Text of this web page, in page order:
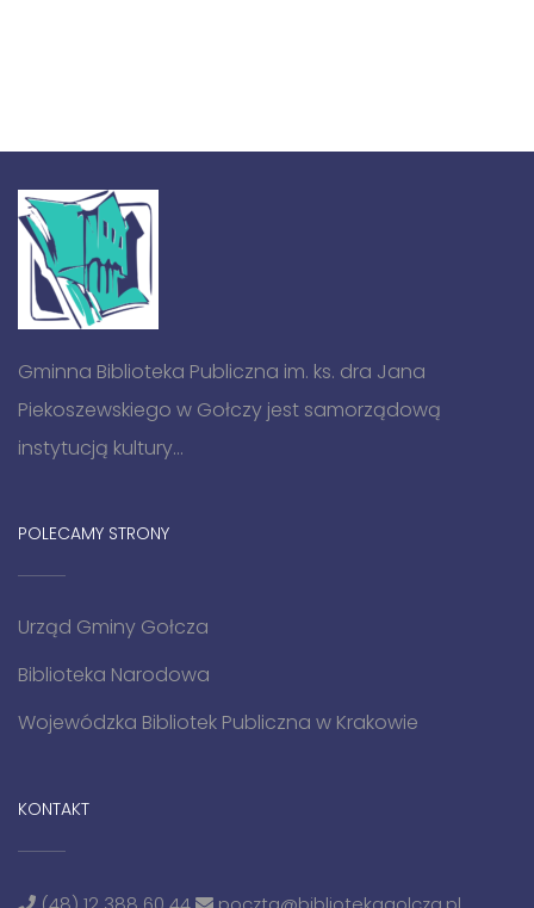
Gminna Biblioteka Publiczna im. ks. dra Jana
Piekoszewskiego w Gołczy jest samorządową
instytucją kultury...
POLECAMY STRONY
Urząd Gminy Gołcza
Biblioteka Narodowa
Wojewódzka Bibliotek Publiczna w Krakowie
KONTAKT